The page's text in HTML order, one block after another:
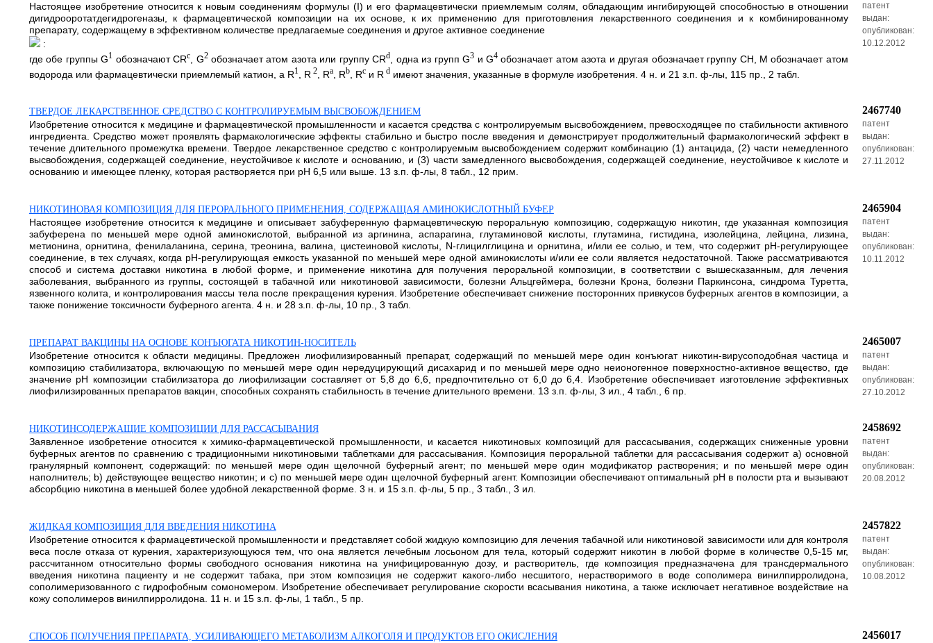
Настоящее изобретение относится к новым соединениям формулы (I) и его фармацевтически приемлемым солям, обладающим ингибирующей способностью в отношении
дигидрооротатдегидрогеназы, к фармацевтической композиции на их основе, к их применению для приготовления лекарственного соединения и к комбинированному
препарату, содержащему в эффективном количестве предлагаемые соединения и другое активное соединение
:
где обе группы G1 обозначают CRc , G2обозначает атом азота или группу CRd , одна из групп G3 и G4 обозначает атом азота и другая обозначает группу СН, М обозначает атом
водорода или фармацевтически приемлемый катион, a R1, R 2, Ra, Rb, Rcи R dимеют значения, указанные в формуле изобретения. 4 н. и 21 з.п. ф-лы, 115 пр., 2 табл.
патент
выдан:
опубликован:
10.12.2012
ТВЕРДОЕ ЛЕКАРСТВЕННОЕ СРЕДСТВО С КОНТРОЛИРУЕМЫМ ВЫСВОБОЖДЕНИЕМ
Изобретение относится к медицине и фармацевтической промышленности и касается средства с контролируемым высвобождением, превосходящее по стабильности активного
ингредиента. Средство может проявлять фармакологические эффекты стабильно и быстро после введения и демонстрирует продолжительный фармакологический эффект в
течение длительного промежутка времени. Твердое лекарственное средство с контролируемым высвобождением содержит комбинацию (1) антацида, (2) части немедленного
высвобождения, содержащей соединение, неустойчивое к кислоте и основанию, и (3) части замедленного высвобождения, содержащей соединение, неустойчивое к кислоте и
основанию и имеющее пленку, которая растворяется при рН 6,5 или выше. 13 з.п. ф-лы, 8 табл., 12 прим.
2467740
патент
выдан:
опубликован:
27.11.2012
НИКОТИНОВАЯ КОМПОЗИЦИЯ ДЛЯ ПЕРОРАЛЬНОГО ПРИМЕНЕНИЯ, СОДЕРЖАЩАЯ АМИНОКИСЛОТНЫЙ БУФЕР
Настоящее изобретение относится к медицине и описывает забуференную фармацевтическую пероральную композицию, содержащую никотин, где указанная композиция
забуферена по меньшей мере одной аминокислотой, выбранной из аргинина, аспарагина, глутаминовой кислоты, глутамина, гистидина, изолейцина, лейцина, лизина,
метионина, орнитина, фенилаланина, серина, треонина, валина, цистеиновой кислоты, N-глицилглицина и орнитина, и/или ее солью, и тем, что содержит рН-регулирующее
соединение, в тех случаях, когда рН-регулирующая емкость указанной по меньшей мере одной аминокислоты и/или ее соли является недостаточной. Также рассматриваются
способ и система доставки никотина в любой форме, и применение никотина для получения пероральной композиции, в соответствии с вышесказанным, для лечения
заболевания, выбранного из группы, состоящей в табачной или никотиновой зависимости, болезни Альцгеймера, болезни Крона, болезни Паркинсона, синдрома Туретта,
язвенного колита, и контролирования массы тела после прекращения курения. Изобретение обеспечивает снижение посторонних привкусов буферных агентов в композиции, а
также понижение токсичности буферного агента. 4 н. и 28 з.п. ф-лы, 10 пр., 3 табл.
2465904
патент
выдан:
опубликован:
10.11.2012
ПРЕПАРАТ ВАКЦИНЫ НА ОСНОВЕ КОНЪЮГАТА НИКОТИН-НОСИТЕЛЬ
Изобретение относится к области медицины. Предложен лиофилизированный препарат, содержащий по меньшей мере один конъюгат никотин-вирусоподобная частица и
композицию стабилизатора, включающую по меньшей мере один нередуцирующий дисахарид и по меньшей мере одно неионогенное поверхностно-активное вещество, где
значение pH композиции стабилизатора до лиофилизации составляет от 5,8 до 6,6, предпочтительно от 6,0 до 6,4. Изобретение обеспечивает изготовление эффективных
лиофилизированных препаратов вакцин, способных сохранять стабильность в течение длительного времени. 13 з.п. ф-лы, 3 ил., 4 табл., 6 пр.
2465007
патент
выдан:
опубликован:
27.10.2012
НИКОТИНСОДЕРЖАЩИЕ КОМПОЗИЦИИ ДЛЯ РАССАСЫВАНИЯ
Заявленное изобретение относится к химико-фармацевтической промышленности, и касается никотиновых композиций для рассасывания, содержащих сниженные уровни
буферных агентов по сравнению с традиционными никотиновыми таблетками для рассасывания. Композиция пероральной таблетки для рассасывания содержит а) основной
гранулярный компонент, содержащий: по меньшей мере один щелочной буферный агент; по меньшей мере один модификатор растворения; и по меньшей мере один
наполнитель; b) действующее вещество никотин; и с) по меньшей мере один щелочной буферный агент. Композиции обеспечивают оптимальный рН в полости рта и вызывают
абсорбцию никотина в меньшей более удобной лекарственной форме. 3 н. и 15 з.п. ф-лы, 5 пр., 3 табл., 3 ил.
2458692
патент
выдан:
опубликован:
20.08.2012
ЖИДКАЯ КОМПОЗИЦИЯ ДЛЯ ВВЕДЕНИЯ НИКОТИНА
Изобретение относится к фармацевтической промышленности и представляет собой жидкую композицию для лечения табачной или никотиновой зависимости или для контроля
веса после отказа от курения, характеризующуюся тем, что она является лечебным лосьоном для тела, который содержит никотин в любой форме в количестве 0,5-15 мг,
рассчитанном относительно формы свободного основания никотина на унифицированную дозу, и растворитель, где композиция предназначена для трансдермального
введения никотина пациенту и не содержит табака, при этом композиция не содержит какого-либо несшитого, нерастворимого в воде сополимера винилпирролидона,
сополимеризованного с гидрофобным сомономером. Изобретение обеспечивает регулирование скорости всасывания никотина, а также исключает негативное воздействие на
кожу сополимеров винилпирролидона. 11 н. и 15 з.п. ф-лы, 1 табл., 5 пр.
2457822
патент
выдан:
опубликован:
10.08.2012
СПОСОБ ПОЛУЧЕНИЯ ПРЕПАРАТА, УСИЛИВАЮЩЕГО МЕТАБОЛИЗМ АЛКОГОЛЯ И ПРОДУКТОВ ЕГО ОКИСЛЕНИЯ 2456017